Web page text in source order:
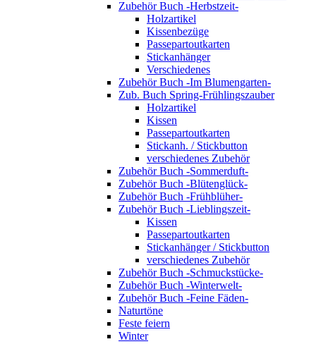
Zubehör Buch -Herbstzeit-
Holzartikel
Kissenbezüge
Passepartoutkarten
Stickanhänger
Verschiedenes
Zubehör Buch -Im Blumengarten-
Zub. Buch Spring-Frühlingszauber
Holzartikel
Kissen
Passepartoutkarten
Stickanh. / Stickbutton
verschiedenes Zubehör
Zubehör Buch -Sommerduft-
Zubehör Buch -Blütenglück-
Zubehör Buch -Frühblüher-
Zubehör Buch -Lieblingszeit-
Kissen
Passepartoutkarten
Stickanhänger / Stickbutton
verschiedenes Zubehör
Zubehör Buch -Schmuckstücke-
Zubehör Buch -Winterwelt-
Zubehör Buch -Feine Fäden-
Naturtöne
Feste feiern
Winter